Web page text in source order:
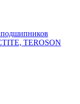
TEROSON